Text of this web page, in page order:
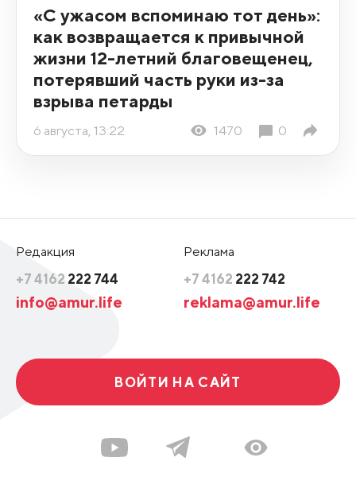
«С ужасом вспоминаю тот день»:
как возвращается к привычной
жизни 12-летний благовещенец,
потерявший часть руки из-за
взрыва петарды
6 августа, 13:22 1470 0
Редакция
+7 4162 222 744
info@amur.life
Реклама
+7 4162 222 742
reklama@amur.life
ВОЙТИ НА САЙТ